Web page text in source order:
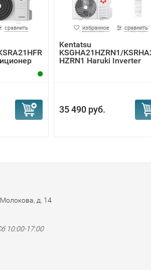
сравнить избранное сравнить
Kentatsu
KSGHA21HZRN1/
HZRN1 Haruki Inverter
35 490 руб.
Молокова, д. 14
10:00-17:00